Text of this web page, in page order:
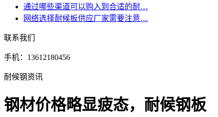
通过哪些渠道可以购入到合适的耐…
网络选择耐候板供应厂家需要注意…
联系我们
手机：13612180456
耐候钢资讯
钢材价格略显疲态，耐候钢板